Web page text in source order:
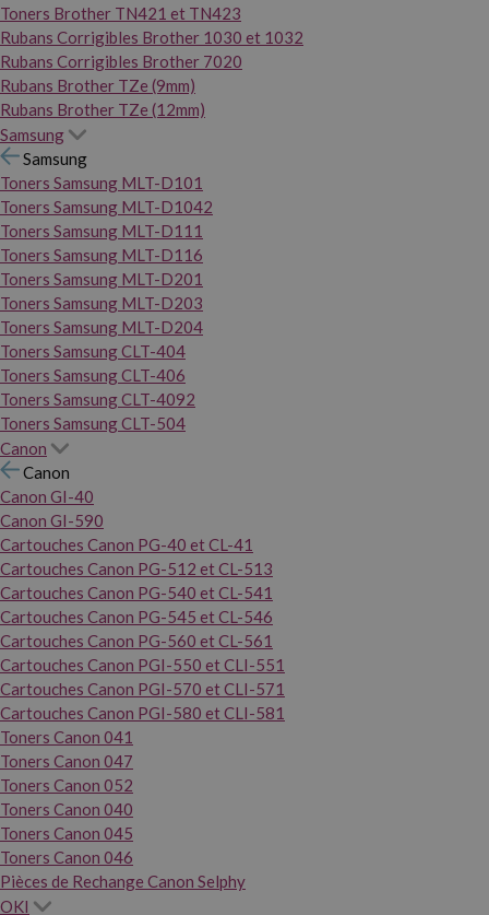
Toners Brother TN421 et TN423
Rubans Corrigibles Brother 1030 et 1032
Rubans Corrigibles Brother 7020
Rubans Brother TZe (9mm)
Rubans Brother TZe (12mm)
Samsung
Samsung
Toners Samsung MLT-D101
Toners Samsung MLT-D1042
Toners Samsung MLT-D111
Toners Samsung MLT-D116
Toners Samsung MLT-D201
Toners Samsung MLT-D203
Toners Samsung MLT-D204
Toners Samsung CLT-404
Toners Samsung CLT-406
Toners Samsung CLT-4092
Toners Samsung CLT-504
Canon
Canon
Canon GI-40
Canon GI-590
Cartouches Canon PG-40 et CL-41
Cartouches Canon PG-512 et CL-513
Cartouches Canon PG-540 et CL-541
Cartouches Canon PG-545 et CL-546
Cartouches Canon PG-560 et CL-561
Cartouches Canon PGI-550 et CLI-551
Cartouches Canon PGI-570 et CLI-571
Cartouches Canon PGI-580 et CLI-581
Toners Canon 041
Toners Canon 047
Toners Canon 052
Toners Canon 040
Toners Canon 045
Toners Canon 046
Pièces de Rechange Canon Selphy
OKI